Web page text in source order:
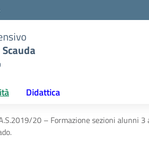
Didattica
20 – Formazione sezioni alunni 3